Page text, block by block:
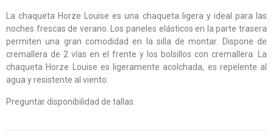
La chaqueta Horze Louise es una chaqueta ligera y ideal para las
noches frescas de verano. Los paneles elásticos en la parte trasera
permiten una gran comodidad en la silla de montar. Dispone de
cremallera de 2 vías en el frente y los bolsillos con cremallera. La
chaqueta Horze Louise es ligeramente acolchada, es repelente al
agua y resistente al viento.
Preguntar disponibilidad de tallas.